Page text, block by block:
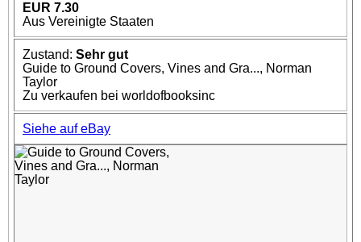
EUR 7.30
Aus Vereinigte Staaten
Zustand: Sehr gut
Guide to Ground Covers, Vines and Gra..., Norman
Taylor
Zu verkaufen bei worldofbooksinc
Siehe auf eBay